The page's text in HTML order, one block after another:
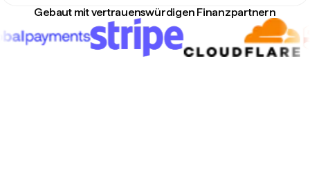
Gebaut mit vertrauenswürdigen Finanzpartnern